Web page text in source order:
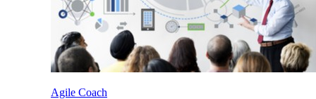
Agile Coach